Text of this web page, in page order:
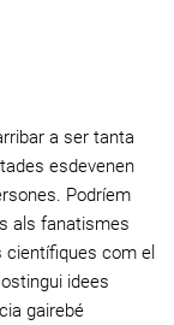
a ser tanta
esdevenen
Podríem
als fanatismes
com el
idees
gairebé